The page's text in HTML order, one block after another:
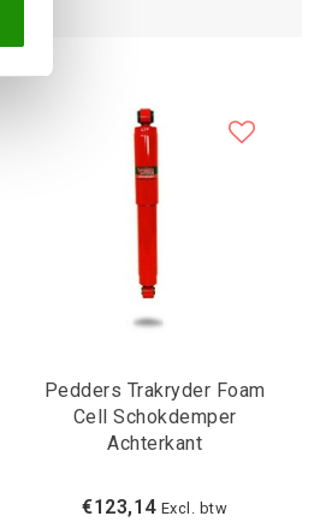
Pedders Trakryder Foam
Cell Schokdemper
Achterkant
€123,14 Excl. btw